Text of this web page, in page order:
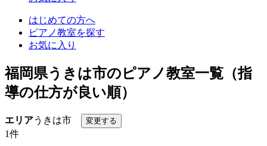
はじめての方へ
ピアノ教室を探す
お気に入り
福岡県うきは市のピアノ教室一覧（指
導の仕方が良い順）
エリアうきは市
1件